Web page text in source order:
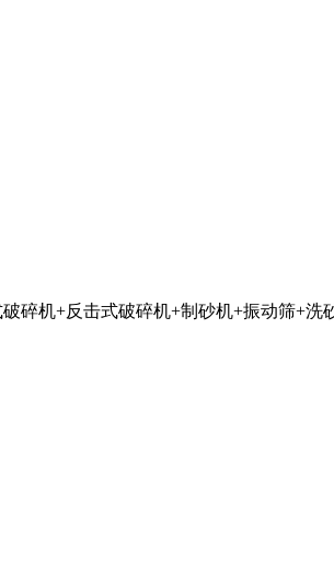
碎机+反击式破碎机+制砂机+振动筛+